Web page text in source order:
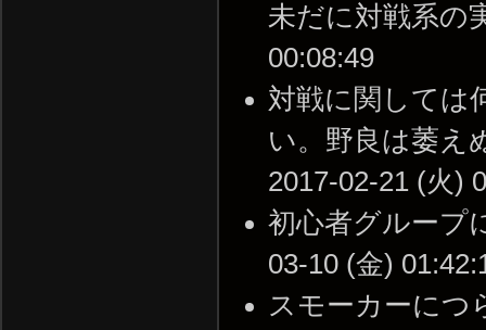
未だに対戦系の
00:08:49
対戦に関しては
い。野良は萎え
2017-02-21 (火)
初心者グループ
03-10 (金)
スモーカーにつ